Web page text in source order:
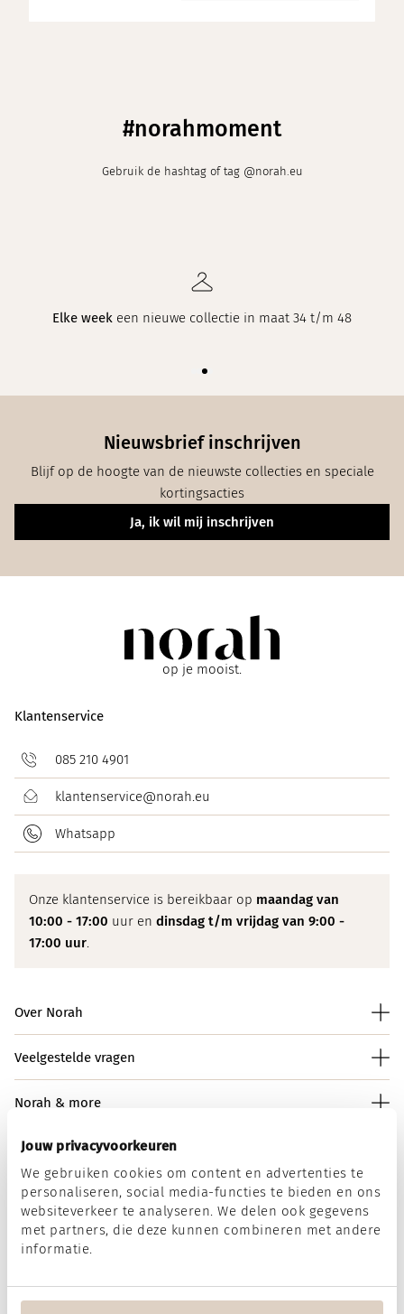
Jouw privacyvoorkeuren
We gebruiken cookies om content en advertenties te
personaliseren, social media-functies te bieden en ons
websiteverkeer te analyseren. We delen ook gegevens
met partners, die deze kunnen combineren met andere
informatie.
#norahmoment
Gebruik de hashtag of tag @norah.eu
Elke week een nieuwe collectie in maat 34 t/m 48
Nieuwsbrief inschrijven
Blijf op de hoogte van de nieuwste collecties en speciale
kortingsacties
Ja, ik wil mij inschrijven
op je mooist.
Klantenservice
085 210 4901
klantenservice@norah.eu
Whatsapp
Onze klantenservice is bereikbaar op maandag van
10:00 - 17:00 uur en dinsdag t/m vrijdag van 9:00 -
17:00 uur.
Over Norah
Veelgestelde vragen
Norah & more
Norah op social media